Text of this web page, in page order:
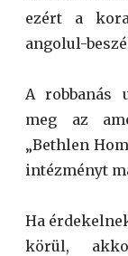
ezért a
angolul-
A robbanás
meg az
„Bethlen
intézményt
Ha
körül,